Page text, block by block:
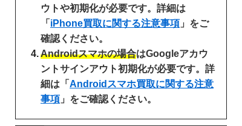
ウトや初期化が必要です。詳細は
「 iPhone買取に関する注意事項 」をご
確認ください。
Androidスマホの場合はGoogleアカウ
ントサインアウト初期化が必要です。詳
細は「 Androidスマホ買取に関する注意
事項 」をご確認ください。